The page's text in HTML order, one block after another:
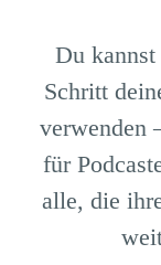
Du
Schritt
verwenden
für
alle, die